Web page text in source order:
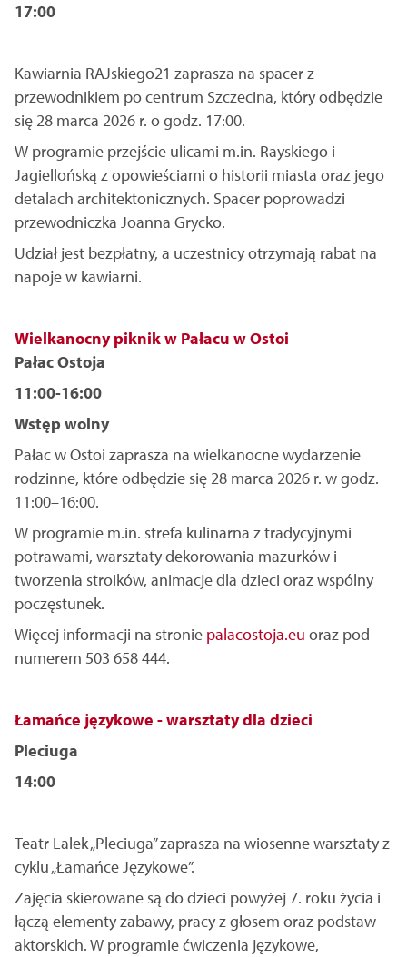
17:00
Kawiarnia RAJskiego21 zaprasza na spacer z
przewodnikiem po centrum Szczecina, który odbędzie
się 28 marca 2026 r. o godz. 17:00.
W programie przejście ulicami m.in. Rayskiego i
Jagiellońską z opowieściami o historii miasta oraz jego
detalach architektonicznych. Spacer poprowadzi
przewodniczka Joanna Grycko.
Udział jest bezpłatny, a uczestnicy otrzymają rabat na
napoje w kawiarni.
Wielkanocny piknik w Pałacu w Ostoi
Pałac Ostoja
11:00-16:00
Wstęp wolny
Pałac w Ostoi zaprasza na wielkanocne wydarzenie
rodzinne, które odbędzie się 28 marca 2026 r. w godz.
11:00–16:00.
W programie m.in. strefa kulinarna z tradycyjnymi
potrawami, warsztaty dekorowania mazurków i
tworzenia stroików, animacje dla dzieci oraz wspólny
poczęstunek.
Więcej informacji na stronie palacostoja.eu oraz pod
numerem 503 658 444.
Łamańce językowe - warsztaty dla dzieci
Pleciuga
14:00
Teatr Lalek „Pleciuga” zaprasza na wiosenne warsztaty z
cyklu „Łamańce Językowe”.
Zajęcia skierowane są do dzieci powyżej 7. roku życia i
łączą elementy zabawy, pracy z głosem oraz podstaw
aktorskich. W programie ćwiczenia językowe,